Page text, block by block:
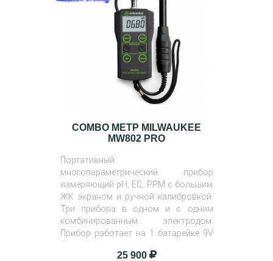
COMBO МЕТР MILWAUKEE
MW802 PRO
Портативный
многопараметрический прибор
измеряющий pH, EC, PPM с большим
ЖК экраном и ручной калибровкой.
Три прибора в одном и с одним
комбинированным электродом.
Прибор работает на 1 батарейке 9V
25 900